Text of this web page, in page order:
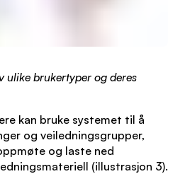
ulike brukertyper og deres
kan bruke systemet til å
og veiledningsgrupper,
og laste ned
(illustrasjon 3).